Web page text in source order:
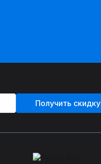
Получить скидку